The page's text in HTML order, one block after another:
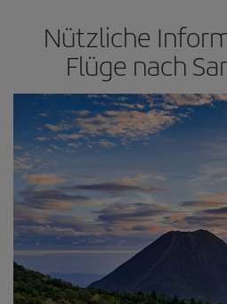
Nützliche
Flüge nach